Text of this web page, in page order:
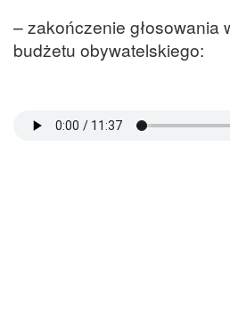
– zakończenie głosowania
budżetu obywatelskiego: